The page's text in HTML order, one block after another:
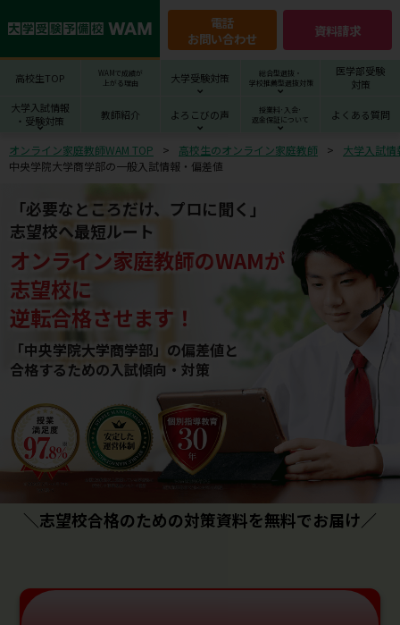
電話
お問い合わせ
資料請求
高校生TOP
WAMで成績が
上がる理由
大学受験対策
総合型選抜・
学校推薦型選抜対策
医学部受験
対策
大学入試情報
・受験対策
教師紹介 よろこびの声
授業料･入会･
返金保証について
よくある質問
オンライン家庭教師WAM TOP 高校生のオンライン家庭教師
大学入試
中央学院大学商学部の一般入試情報・偏差値
「必要なところだけ、プロに聞く」
志望校へ最短ルート
オンライン家庭教師のWAMが
志望校に
逆転合格させます！
「中央学院大学商学部」の偏差値と
合格するための⼊試傾向・対策
＼志望校合格のための対策資料を無料でお届け／